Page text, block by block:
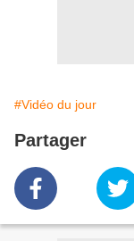
#Vidéo du jour
Partager